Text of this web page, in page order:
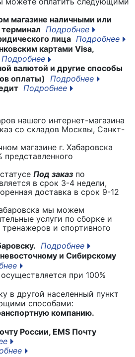
магазине наличными или
Подробнее
лица Подробнее
картами Visa,
Подробнее
валютой и другие способы
оплаты)
Подробнее
Подробнее
нашего интернет-магазина
со складов Москвы, Санкт-
магазине г. Хабаровска
представленного
Под заказ по
в срок 3-4 недели,
доставка в срок 9-12
мы можем
услуги по сборке и
и спортивного
Подробнее
и Сибирскому
при 100%
в другой населенный пункт
способами:
компанию.
России, EMS Почту